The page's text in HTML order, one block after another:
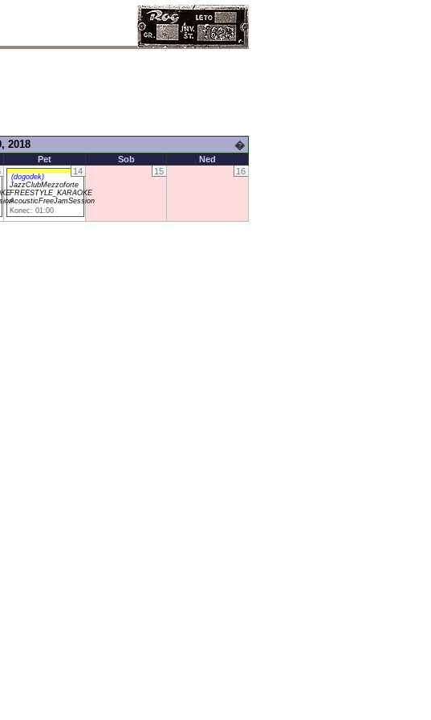
2018 �
Pet Sob
Ned
14
(dogodek)
JazzClubMezzoforte
FREESTYLE_KARAOKE
AcousticFreeJamSession
Konec: 01:00
15 16